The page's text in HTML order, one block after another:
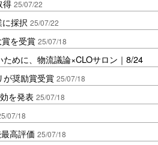
得 25/07/22
採択 25/07/22
を受賞 25/07/18
めに、物流議論×CLOサロン｜8/24
が奨励賞受賞 25/07/18
を発表 25/07/18
07/18
高評価 25/07/18